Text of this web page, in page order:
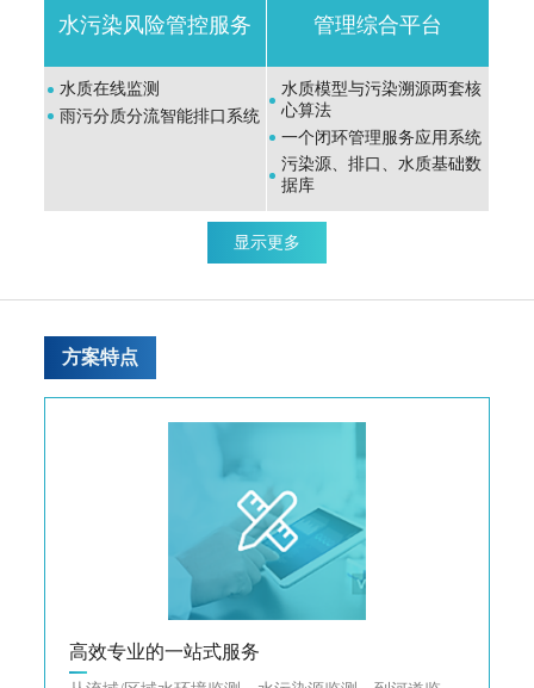
水污染风险管控服务
水质在线监测
雨污分质分流智能排口系统
管理综合平台
水质模型与污染溯源两套核
心算法
一个闭环管理服务应用系统
污染源、排口、水质基础数
据库
显示更多
方案特点
高效专业的一站式服务